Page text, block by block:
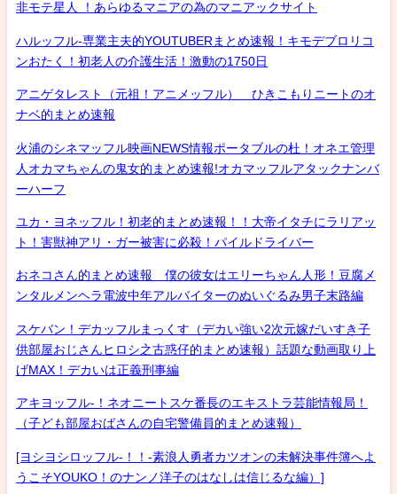
非モテ星人 ！あらゆるマニアの為のマニアックサイト
ハルッフル-専業主夫的YOUTUBERまとめ速報！キモデブロリコ
ンおたく！初老人の介護生活！激動の1750日
アニゲタレスト（元祖！アニメッフル） ひきこもりニートのオ
ナベ的まとめ速報
火浦のシネマッフル映画NEWS情報ポータブルの杜！オネエ管理
人オカマちゃんの鬼女的まとめ速報!オカマッフルアタックナンバ
ーハーフ
ユカ・ヨネッフル！初老的まとめ速報！！大帝イタチにラリアッ
ト！害獣神アリ・ガー被害に必殺！パイルドライバー
おネコさん的まとめ速報 僕の彼女はエリーちゃん人形！豆腐メ
ンタルメンヘラ電波中年アルバイターのぬいぐるみ男子末路編
スケバン！デカッフルまっくす（デカい強い2次元嫁だいすき子
供部屋おじさんヒロシ之古惑仔的まとめ速報）話題な動画取り上
げMAX！デカいは正義刑事編
アキヨッフル-！ネオニートスケ番長のエキストラ芸能情報局！
（子ども部屋おばさんの自宅警備員的まとめ速報）
[ヨシヨシロッフル-！！-素浪人勇者カツオンの未解決事件簿へよ
うこそYOUKO！のナンノ洋子のはなしは信じるな編）]